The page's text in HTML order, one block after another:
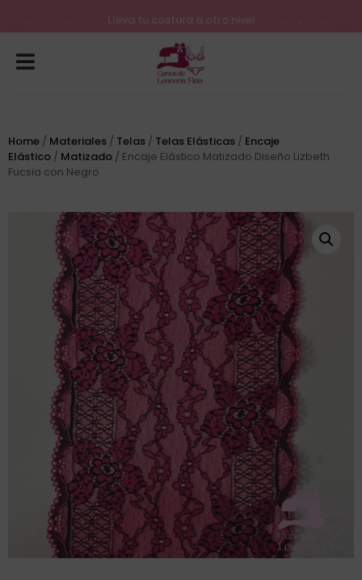
Consulta nuestros próximos inicios para el mes de Agosto
Lleva tu costura a otro nivel
Home / Materiales / Telas / Telas Elásticas / Encaje
Elástico / Matizado / Encaje Elástico Matizado Diseño Lizbeth
Fucsia con Negro